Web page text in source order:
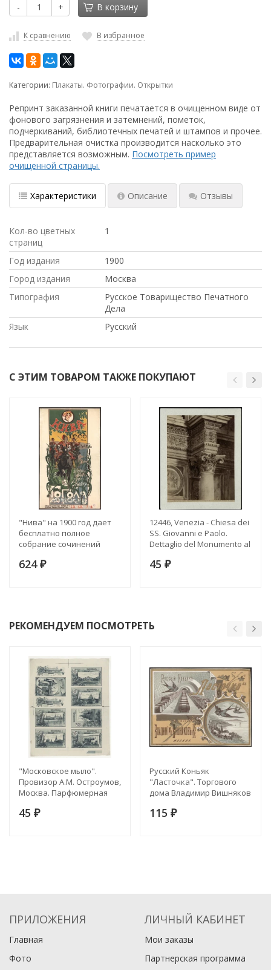
- + В корзину
К сравнению В избранное
Категории: Плакаты. Фотографии. Открытки
Репринт заказанной книги печатается в очищенном виде от
фонового загрязнения и затемнений, пометок,
подчеркиваний, библиотечных печатей и штампов и прочее.
Предварительная очистка производится насколько это
представляется возможным. Посмотреть пример
очищенной страницы.
Характеристики Описание Отзывы
Кол-во цветных
страниц
1
Год издания
1900
Город издания
Москва
Типография
Русское Товарищество Печатного
Дела
Язык
Русский
С ЭТИМ ТОВАРОМ ТАКЖЕ ПОКУПАЮТ
"Нива" на 1900 год дает
бесплатно полное
собрание сочинений
624 ₽
12446, Venezia - Chiesa dei
SS. Giovanni e Paolo.
Dettaglio del Monumento al
Leopardi)
45 ₽
РЕКОМЕНДУЕМ ПОСМОТРЕТЬ
"Московское мыло".
Провизор А.М. Остроумов,
Москва. Парфюмерная
45 ₽
Русский Коньяк
"Ласточка". Торгового
дома Владимир Вишняков
этикетка
115 ₽
ПРИЛОЖЕНИЯ
Главная
Фото
ЛИЧНЫЙ КАБИНЕТ
Мои заказы
Партнерская программа